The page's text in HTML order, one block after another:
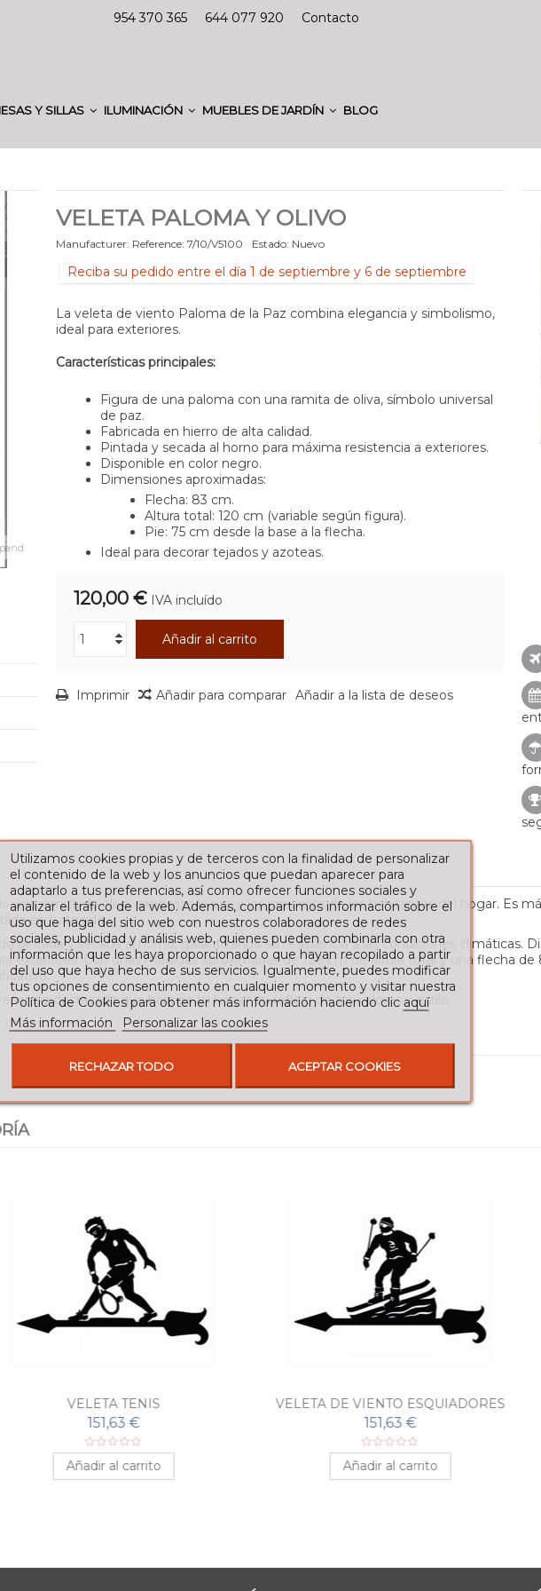
954 370 365 644 077 920 Contacto
Y SILLAS ILUMINACIÓN MUEBLES DE JARDÍN BLOG
VELETA PALOMA Y OLIVO
Manufacturer: Reference: 7/10/V5100 Estado: Nuevo
Reciba su pedido entre el día 1 de septiembre y 6 de septiembre
La veleta de viento Paloma de la Paz combina elegancia y simbolismo,
ideal para exteriores.
Características principales:
Figura de una paloma con una ramita de oliva, símbolo universal
de paz.
Fabricada en hierro de alta calidad.
Pintada y secada al horno para máxima resistencia a exteriores.
Disponible en color negro.
Dimensiones aproximadas:
Flecha: 83 cm.
Altura total: 120 cm (variable según figura).
Pie: 75 cm desde la base a la flecha.
Ideal para decorar tejados y azoteas.
120,00 € IVA incluído
Añadir al carrito
Imprimir Añadir para comparar Añadir a la lista de deseos
una ramita de olivo, simboliza la paz y los principios de los habitantes del hogar. Es
en tu tejado.
pintada y secada al horno, garantizando su resistencia a las condiciones climáticas.
exteriores. Con unas medidas aproximadas de 120 cm de altura total y una flecha de
destacada que hará de tu hogar un reflejo de tus valores y estilo.
VELETA TENIS
151,63 €
Añadir al carrito
VELETA DE VIENTO ESQUIADORES
151,63 €
Añadir al carrito
Utilizamos cookies propias y de terceros con la finalidad de personalizar
el contenido de la web y los anuncios que puedan aparecer para
adaptarlo a tus preferencias, así como ofrecer funciones sociales y
analizar el tráfico de la web. Además, compartimos información sobre el
uso que haga del sitio web con nuestros colaboradores de redes
sociales, publicidad y análisis web, quienes pueden combinarla con otra
información que les haya proporcionado o que hayan recopilado a partir
del uso que haya hecho de sus servicios. Igualmente, puedes modificar
tus opciones de consentimiento en cualquier momento y visitar nuestra
Política de Cookies para obtener más información haciendo clic aquí
Más información
Personalizar las cookies
RECHAZAR TODO ACEPTAR COOKIES